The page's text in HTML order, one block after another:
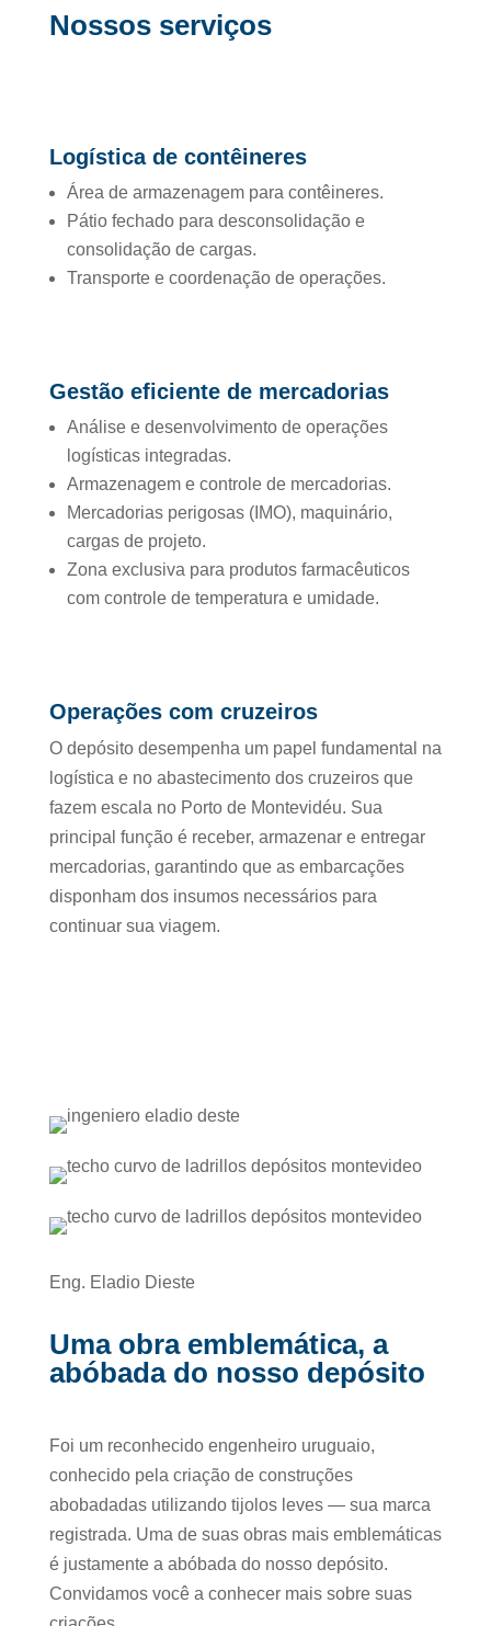
Nossos serviços
Logística de contêineres
Área de armazenagem para contêineres.
Pátio fechado para desconsolidação e
consolidação de cargas.
Transporte e coordenação de operações.
Gestão eficiente de mercadorias
Análise e desenvolvimento de operações
logísticas integradas.
Armazenagem e controle de mercadorias.
Mercadorias perigosas (IMO), maquinário,
cargas de projeto.
Zona exclusiva para produtos farmacêuticos
com controle de temperatura e umidade.
Operações com cruzeiros
O depósito desempenha um papel fundamental na
logística e no abastecimento dos cruzeiros que
fazem escala no Porto de Montevidéu. Sua
principal função é receber, armazenar e entregar
mercadorias, garantindo que as embarcações
disponham dos insumos necessários para
continuar sua viagem.
Eng. Eladio Dieste
Uma obra emblemática, a
abóbada do nosso depósito
Foi um reconhecido engenheiro uruguaio,
conhecido pela criação de construções
abobadadas utilizando tijolos leves — sua marca
registrada. Uma de suas obras mais emblemáticas
é justamente a abóbada do nosso depósito.
Convidamos você a conhecer mais sobre suas